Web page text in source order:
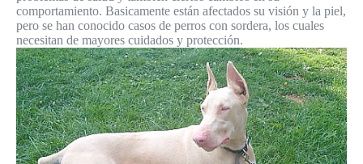
comportamiento. Basicamente están afectados su visión y la piel,
pero se han conocido casos de perros con sordera, los cuales
necesitan de mayores cuidados y protección.